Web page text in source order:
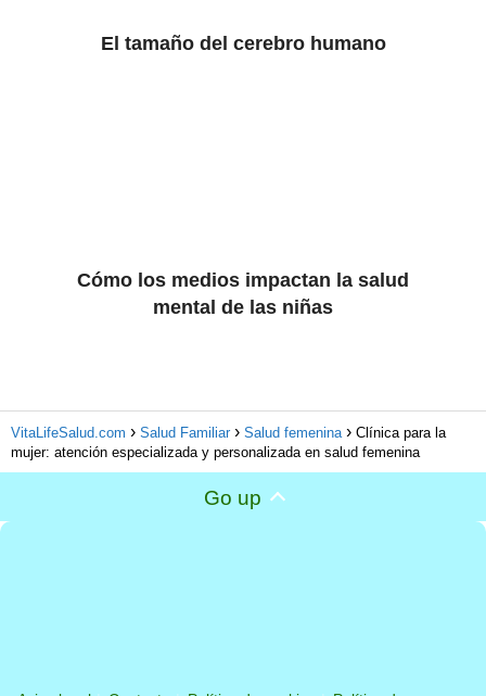
El tamaño del cerebro humano
Cómo los medios impactan la salud
mental de las niñas
VitaLifeSalud.com Salud Familiar Salud femenina
Clínica para la
mujer: atención especializada y personalizada en salud femenina
Go up